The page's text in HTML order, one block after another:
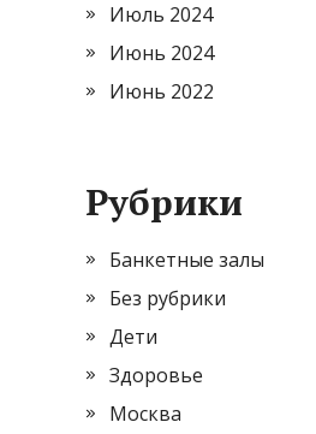
Июль 2024
Июнь 2024
Июнь 2022
Рубрики
Банкетные залы
Без рубрики
Дети
Здоровье
Москва